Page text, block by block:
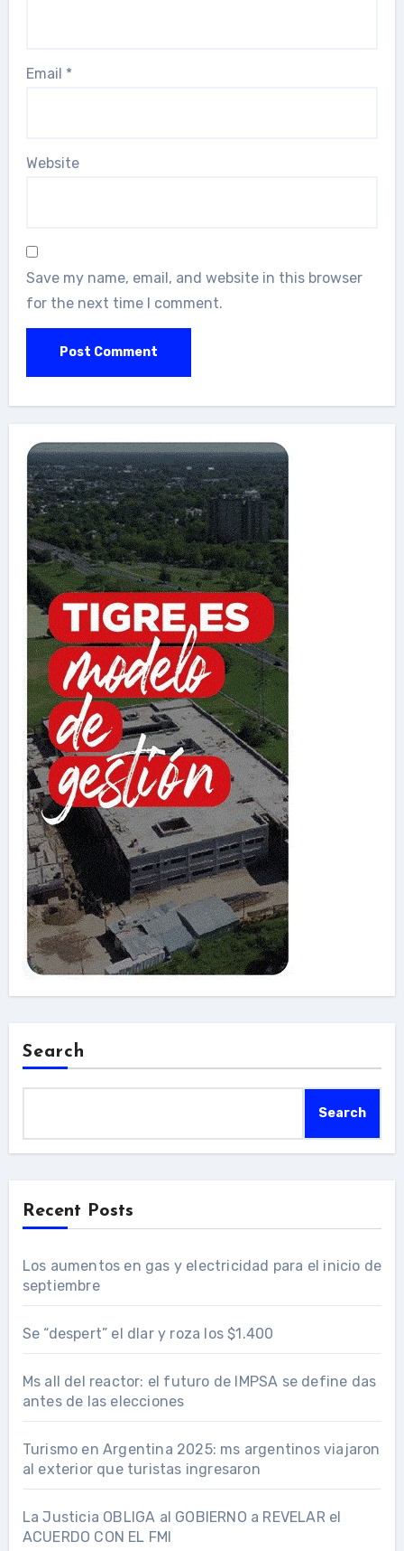
Email *
Website
Save my name, email, and website in this browser
for the next time I comment.
Search
Search
Recent Posts
Los aumentos en gas y electricidad para el inicio de
septiembre
Se “despert” el dlar y roza los $1.400
Ms all del reactor: el futuro de IMPSA se define das
antes de las elecciones
Turismo en Argentina 2025: ms argentinos viajaron
al exterior que turistas ingresaron
La Justicia OBLIGA al GOBIERNO a REVELAR el
ACUERDO CON EL FMI